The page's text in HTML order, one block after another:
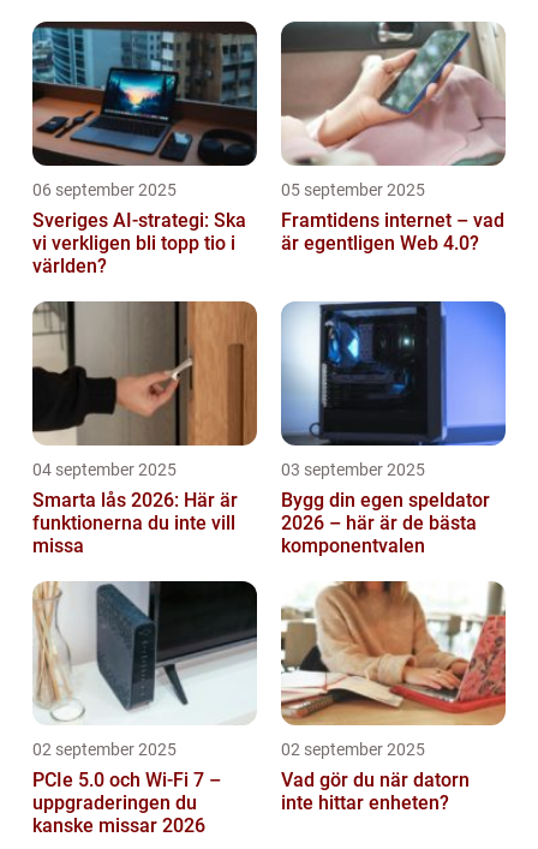
06 september 2025
Sveriges AI-strategi: Ska
vi verkligen bli topp tio i
världen?
05 september 2025
Framtidens internet – vad
är egentligen Web 4.0?
04 september 2025
Smarta lås 2026: Här är
funktionerna du inte vill
missa
03 september 2025
Bygg din egen speldator
2026 – här är de bästa
komponentvalen
02 september 2025
PCIe 5.0 och Wi-Fi 7 –
uppgraderingen du
kanske missar 2026
02 september 2025
Vad gör du när datorn
inte hittar enheten?